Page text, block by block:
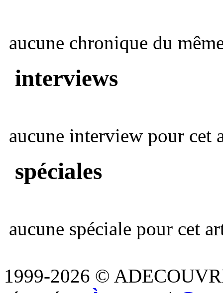
aucune chronique du
interviews
aucune interview pour cet
spéciales
aucune spéciale pour cet
1999-2026 ©